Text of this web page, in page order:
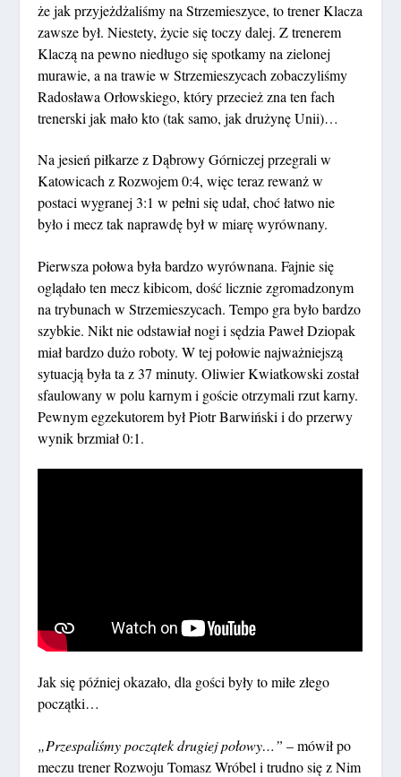
że jak przyjeżdżaliśmy na Strzemieszyce, to trener Klacza
zawsze był. Niestety, życie się toczy dalej. Z trenerem
Klaczą na pewno niedługo się spotkamy na zielonej
murawie, a na trawie w Strzemieszycach zobaczyliśmy
Radosława Orłowskiego, który przecież zna ten fach
trenerski jak mało kto (tak samo, jak drużynę Unii)…
Na jesień piłkarze z Dąbrowy Górniczej przegrali w
Katowicach z Rozwojem 0:4, więc teraz rewanż w
postaci wygranej 3:1 w pełni się udał, choć łatwo nie
było i mecz tak naprawdę był w miarę wyrównany.
Pierwsza połowa była bardzo wyrównana. Fajnie się
oglądało ten mecz kibicom, dość licznie zgromadzonym
na trybunach w Strzemieszycach. Tempo gra było bardzo
szybkie. Nikt nie odstawiał nogi i sędzia Paweł Dziopak
miał bardzo dużo roboty. W tej połowie najważniejszą
sytuacją była ta z 37 minuty. Oliwier Kwiatkowski został
sfaulowany w polu karnym i goście otrzymali rzut karny.
Pewnym egzekutorem był Piotr Barwiński i do przerwy
wynik brzmiał 0:1.
Jak się później okazało, dla gości były to miłe złego
początki…
„Przespaliśmy początek drugiej połowy…” – mówił po
meczu trener Rozwoju Tomasz Wróbel i trudno się z Nim